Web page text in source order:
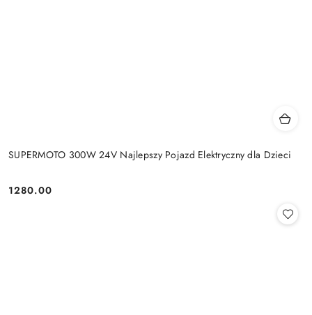
SUPERMOTO 300W 24V Najlepszy Pojazd Elektryczny dla Dzieci
Cena:
1280.00